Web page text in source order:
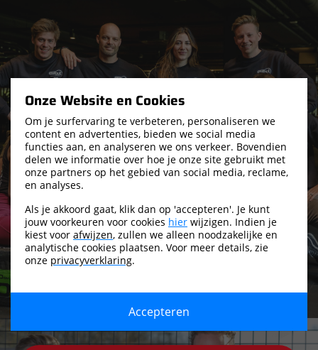
Onze Website en Cookies
Om je surfervaring te verbeteren, personaliseren we
content en advertenties, bieden we social media
functies aan, en analyseren we ons verkeer. Bovendien
delen we informatie over hoe je onze site gebruikt met
onze partners op het gebied van social media, reclame,
en analyses.
Als je akkoord gaat, klik dan op 'accepteren'. Je kunt
jouw voorkeuren voor cookies hier wijzigen. Indien je
kiest voor afwijzen, zullen we alleen noodzakelijke en
analytische cookies plaatsen. Voor meer details, zie
onze privacyverklaring.
Accepteren